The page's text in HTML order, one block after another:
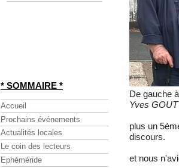
De gauche
Yves
plus un
discours.
et nous
* SOMMAIRE *
Accueil
Prochains événements
Actualités locales
Le coin des lecteurs
Ephéméride